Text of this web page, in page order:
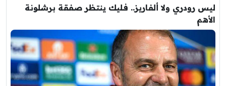
ليس رودري ولا ألفاريز.. فليك ينتظر صفقة برشلونة
الأهم